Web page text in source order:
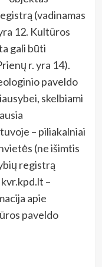
(vadinamas
12. Kultūros
gali būti
r. yra 14).
paveldo
skelbiami
– piliakalniai
(ne išimtis
registrą
–
apie
paveldo